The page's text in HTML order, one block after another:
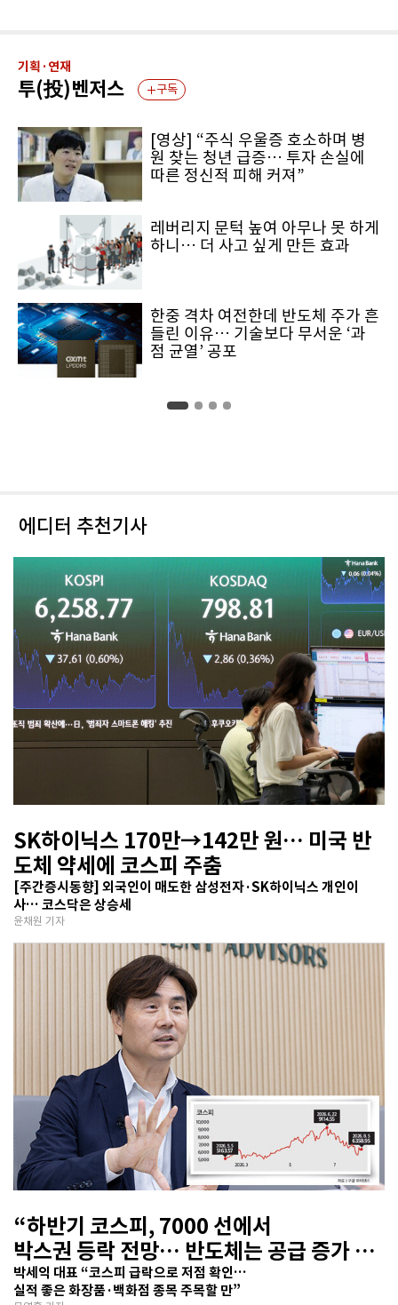
기획·연재
투(投)벤저스 구독
[영상] “주식 우울증 호소하며 병
원 찾는 청년 급증… 투자 손실에
따른 정신적 피해 커져”
레버리지 문턱 높여 아무나 못 하게
하니… 더 사고 싶게 만든 효과
한중 격차 여전한데 반도체 주가 흔
들린 이유… 기술보다 무서운 ‘과
점 균열’ 공포
에디터 추천기사
SK하이닉스 170만→142만 원… 미국 반
도체 약세에 코스피 주춤
[주간증시동향] 외국인이 매도한 삼성전자·SK하이닉스 개인이
사… 코스닥은 상승세
윤채원 기자
“하반기 코스피, 7000 선에서
박스권 등락 전망… 반도체는 공급 증가 선
반영 주시해야”
박세익 대표 “코스피 급락으로 저점 확인…
실적 좋은 화장품·백화점 종목 주목할 만”